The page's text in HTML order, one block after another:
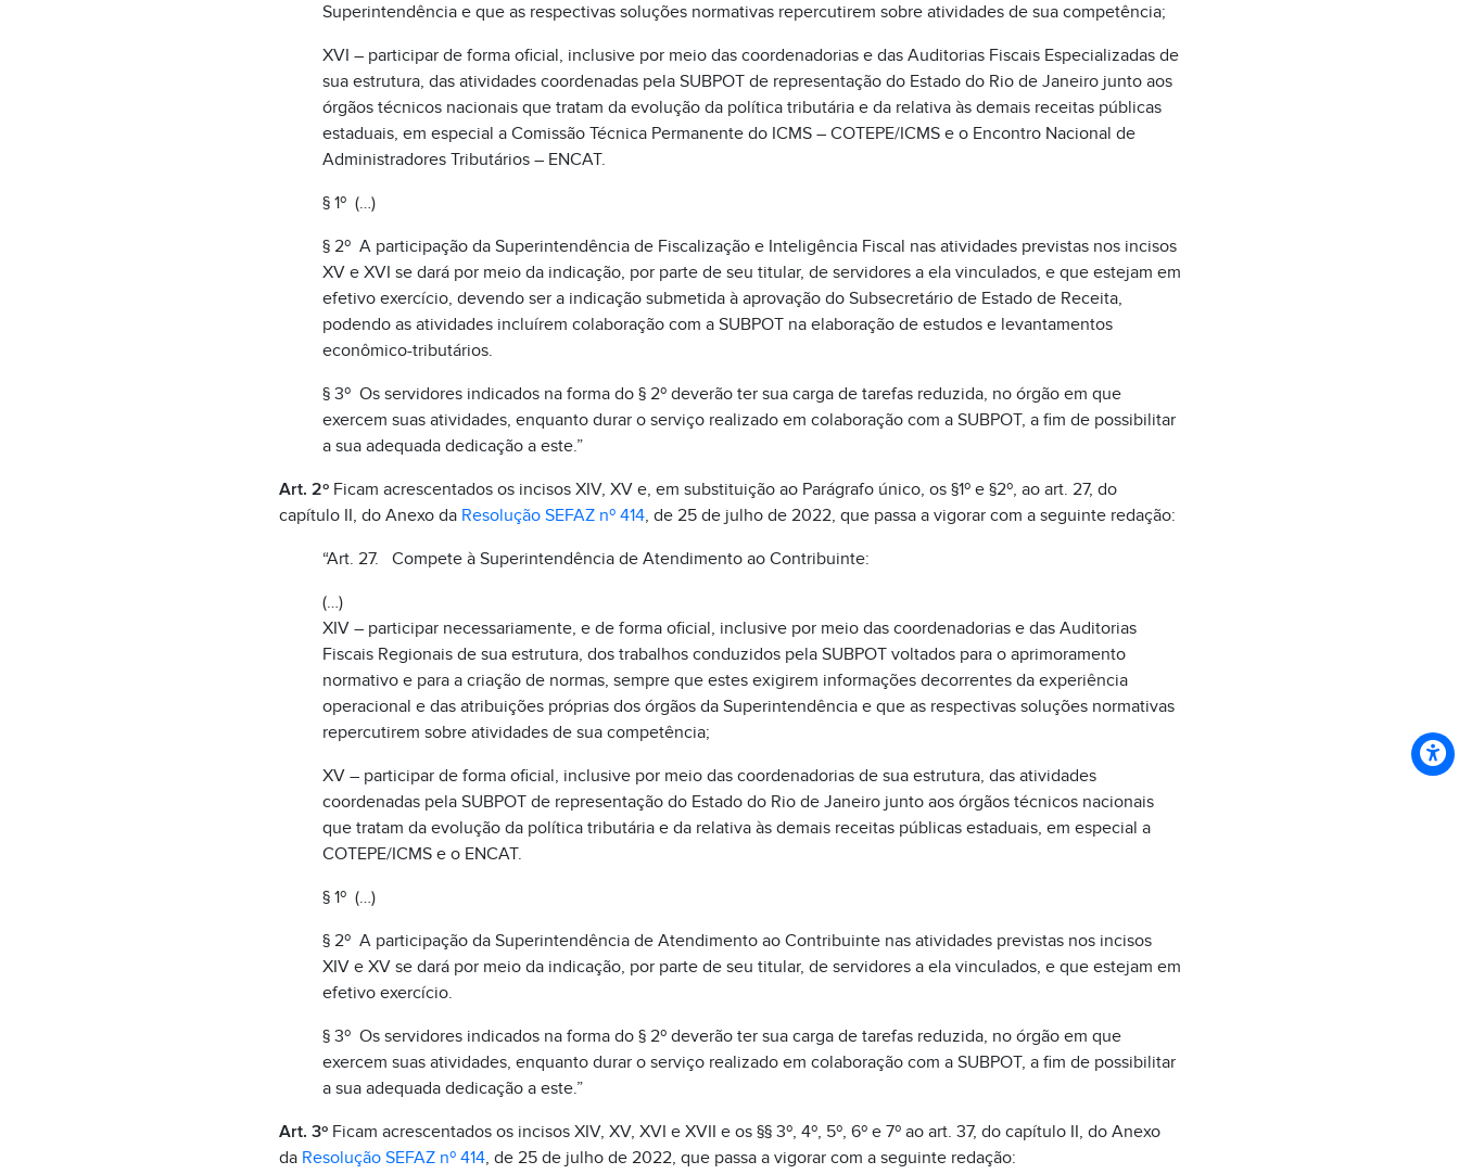
Superintendência e que as respectivas soluções normativas repercutirem sobre atividades de sua competência;
XVI – participar de forma oficial, inclusive por meio das coordenadorias e das Auditorias Fiscais Especializadas de
sua estrutura, das atividades coordenadas pela SUBPOT de representação do Estado do Rio de Janeiro junto aos
órgãos técnicos nacionais que tratam da evolução da política tributária e da relativa às demais receitas públicas
estaduais, em especial a Comissão Técnica Permanente do ICMS – COTEPE/ICMS e o Encontro Nacional de
Administradores Tributários – ENCAT.
§ 1º (…)
§ 2º A participação da Superintendência de Fiscalização e Inteligência Fiscal nas atividades previstas nos incisos
XV e XVI se dará por meio da indicação, por parte de seu titular, de servidores a ela vinculados, e que estejam em
efetivo exercício, devendo ser a indicação submetida à aprovação do Subsecretário de Estado de Receita,
podendo as atividades incluírem colaboração com a SUBPOT na elaboração de estudos e levantamentos
econômico-tributários.
§ 3º Os servidores indicados na forma do § 2º deverão ter sua carga de tarefas reduzida, no órgão em que
exercem suas atividades, enquanto durar o serviço realizado em colaboração com a SUBPOT, a fim de possibilitar
a sua adequada dedicação a este.”
Art. 2ºFicam acrescentados os incisos XIV, XV e, em substituição ao Parágrafo único, os §1º e §2º, ao art. 27, do
capítulo II, do Anexo da Resolução SEFAZ nº 414, de 25 de julho de 2022, que passa a vigorar com a seguinte redação:
“Art. 27. Compete à Superintendência de Atendimento ao Contribuinte:
(…)
XIV – participar necessariamente, e de forma oficial, inclusive por meio das coordenadorias e das Auditorias
Fiscais Regionais de sua estrutura, dos trabalhos conduzidos pela SUBPOT voltados para o aprimoramento
normativo e para a criação de normas, sempre que estes exigirem informações decorrentes da experiência
operacional e das atribuições próprias dos órgãos da Superintendência e que as respectivas soluções normativas
repercutirem sobre atividades de sua competência;
XV – participar de forma oficial, inclusive por meio das coordenadorias de sua estrutura, das atividades
coordenadas pela SUBPOT de representação do Estado do Rio de Janeiro junto aos órgãos técnicos nacionais
que tratam da evolução da política tributária e da relativa às demais receitas públicas estaduais, em especial a
COTEPE/ICMS e o ENCAT.
§ 1º (…)
§ 2º A participação da Superintendência de Atendimento ao Contribuinte nas atividades previstas nos incisos
XIV e XV se dará por meio da indicação, por parte de seu titular, de servidores a ela vinculados, e que estejam em
efetivo exercício.
§ 3º Os servidores indicados na forma do § 2º deverão ter sua carga de tarefas reduzida, no órgão em que
exercem suas atividades, enquanto durar o serviço realizado em colaboração com a SUBPOT, a fim de possibilitar
a sua adequada dedicação a este.”
Art. 3º Ficam acrescentados os incisos XIV, XV, XVI e XVII e os §§ 3º, 4º, 5º, 6º e 7º ao art. 37, do capítulo II, do Anexo
da Resolução SEFAZ nº 414, de 25 de julho de 2022, que passa a vigorar com a seguinte redação: